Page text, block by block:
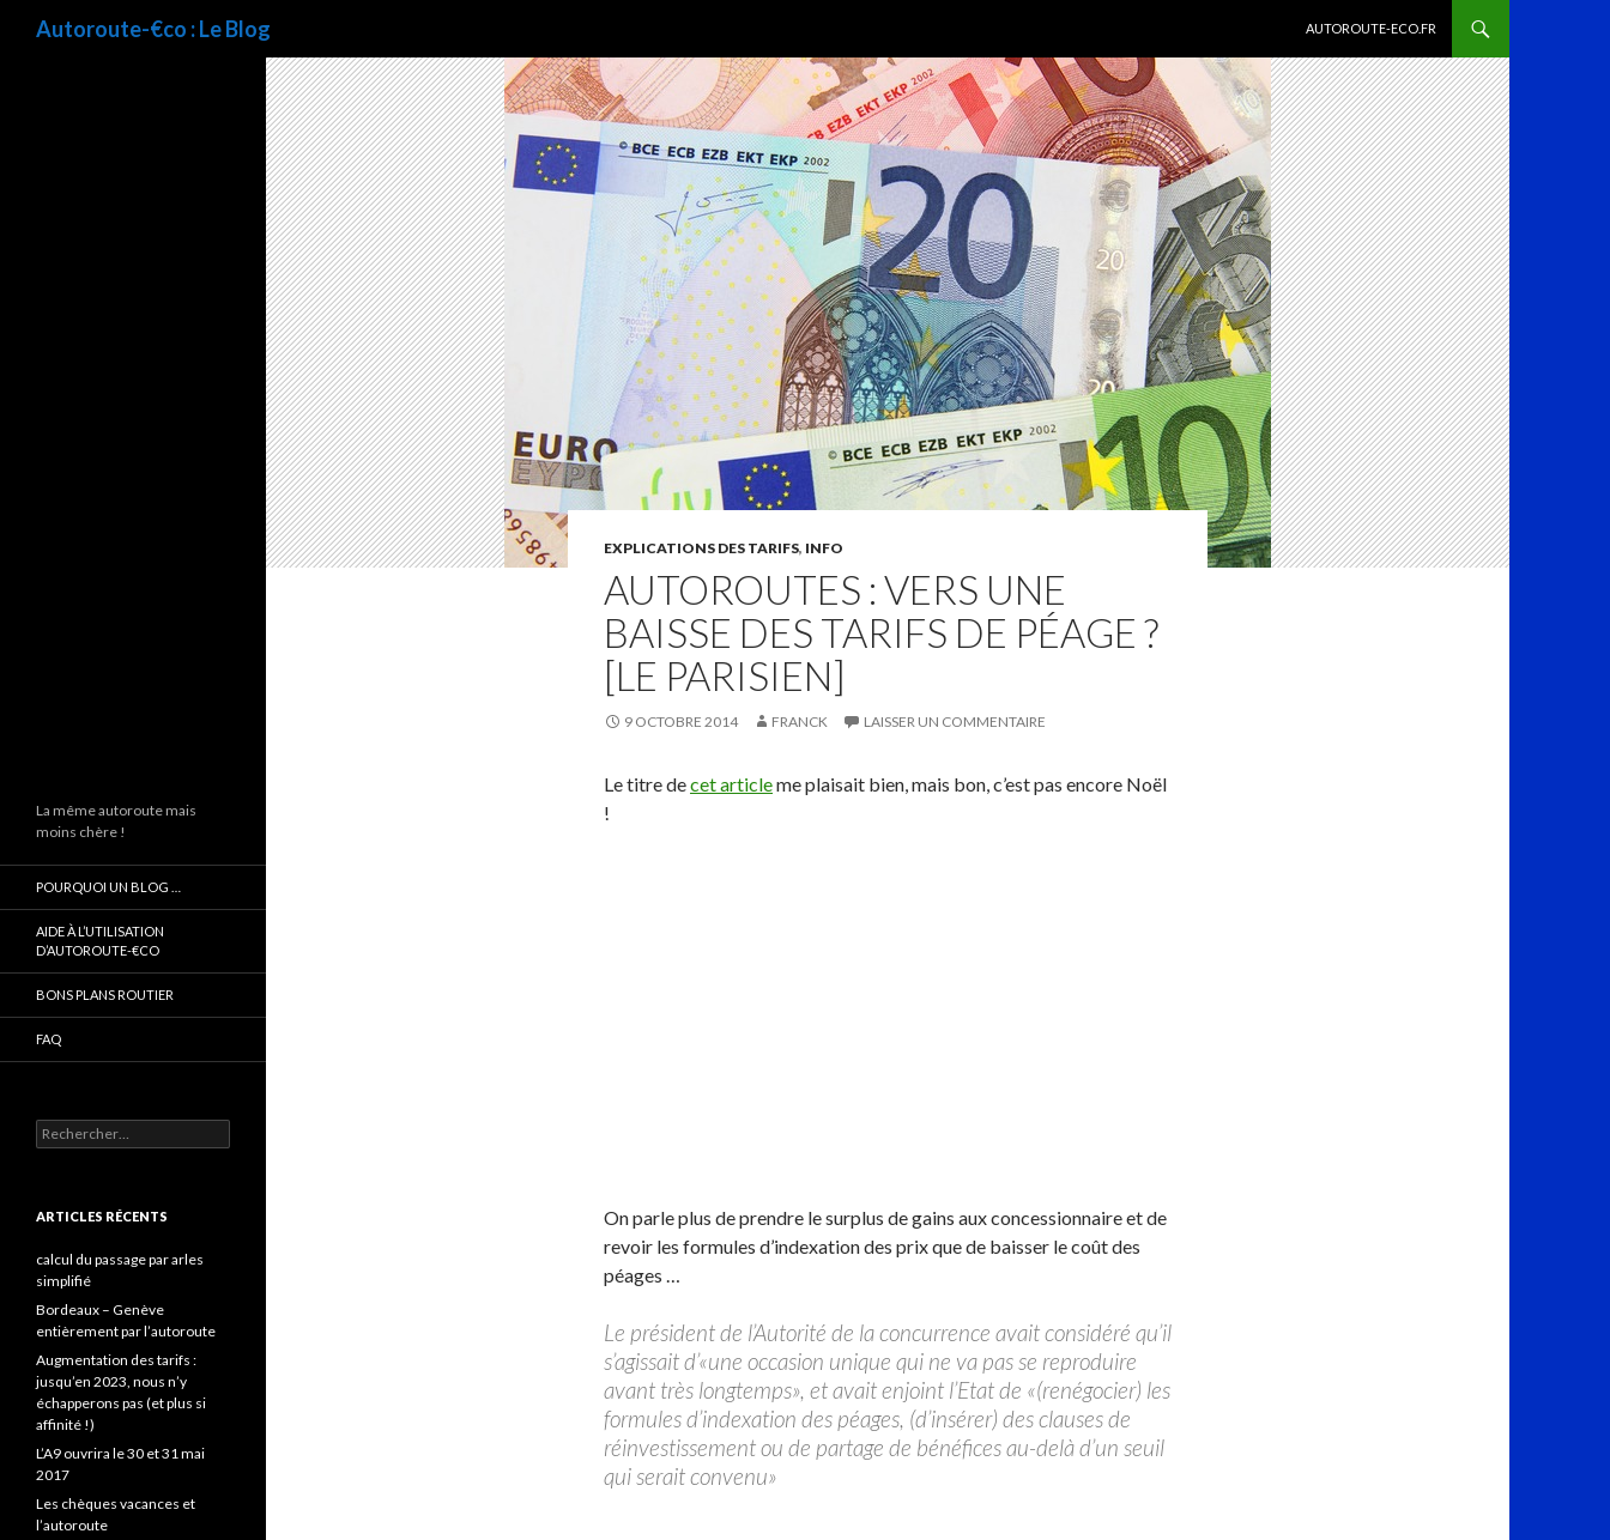
Autoroute-€co : Le Blog
AUTOROUTE-ECO.FR
EXPLICATIONS DES TARIFS, INFO
AUTOROUTES : VERS UNE
BAISSE DES TARIFS DE PÉAGE ?
[LE PARISIEN]
9 OCTOBRE 2014 FRANCK LAISSER UN COMMENTAIRE
Le titre decet articleme plaisait bien, mais bon, c’est pas encore Noël
!
On parle plus de prendre le surplus de gains aux concessionnaire et de
revoir les formules d’indexation des prix que de baisser le coût des
péages …
Le président de l’Autorité de la concurrence avait considéré qu’il
s’agissait d’«une occasion unique qui ne va pas se reproduire
avant très longtemps», et avait enjoint l’Etat de «(renégocier) les
formules d’indexation des péages, (d’insérer) des clauses de
réinvestissement ou de partage de bénéfices au-delà d’un seuil
qui serait convenu»
La même autoroute mais
moins chère !
POURQUOI UN BLOG …
AIDE À L’UTILISATION
D’AUTOROUTE-€CO
BONS PLANS ROUTIER
FAQ
Rechercher :
ARTICLES RÉCENTS
calcul du passage par arles
simplifié
Bordeaux – Genève
entièrement par l’autoroute
Augmentation des tarifs :
jusqu’en 2023, nous n’y
échapperons pas (et plus si
affinité !)
L’A9 ouvrira le 30 et 31 mai
2017
Les chèques vacances et
l’autoroute